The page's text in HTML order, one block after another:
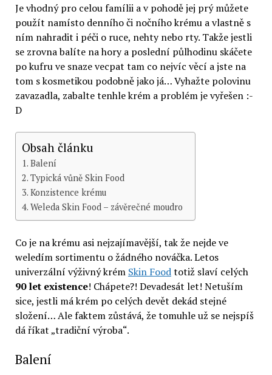
Je vhodný pro celou famílii a v pohodě jej prý můžete
použít namísto denního či nočního krému a vlastně s
ním nahradit i péči o ruce, nehty nebo rty. Takže jestli
se zrovna balíte na hory a poslední půlhodinu skáčete
po kufru ve snaze vecpat tam co nejvíc věcí a jste na
tom s kosmetikou podobně jako já… Vyhažte polovinu
zavazadla, zabalte tenhle krém a problém je vyřešen :-
D
Obsah článku
Balení
Typická vůně Skin Food
Konzistence krému
Weleda Skin Food – závěrečné moudro
Co je na krému asi nejzajímavější, tak že nejde ve
weledím sortimentu o žádného nováčka. Letos
univerzální výživný krém Skin Foodtotiž slaví celých
90 let existence! Chápete?! Devadesát let! Netuším
sice, jestli má krém po celých devět dekád stejné
složení… Ale faktem zůstává, že tomuhle už se nejspíš
dá říkat „tradiční výroba“.
Balení